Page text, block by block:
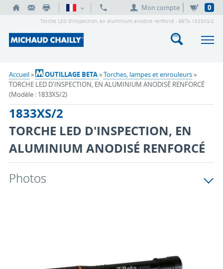
Mon compte 0
Torche LED d'inspection, en aluminium anodisé renforcé - BETA 1833XS/2
Accueil» OUTILLAGE BETA»Torches, lampes et enrouleurs»
TORCHE LED D'INSPECTION, EN ALUMINIUM ANODISÉ RENFORCÉ
(Modèle : 1833XS/2)
1833XS/2
TORCHE LED D'INSPECTION, EN
ALUMINIUM ANODISÉ RENFORCÉ
Photos